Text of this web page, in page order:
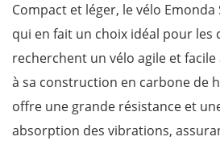
Compact et léger, le vélo Emonda
qui en fait un choix idéal pour les
recherchent un vélo agile et
à sa construction en carbone de
offre une grande résistance et
absorption des vibrations,